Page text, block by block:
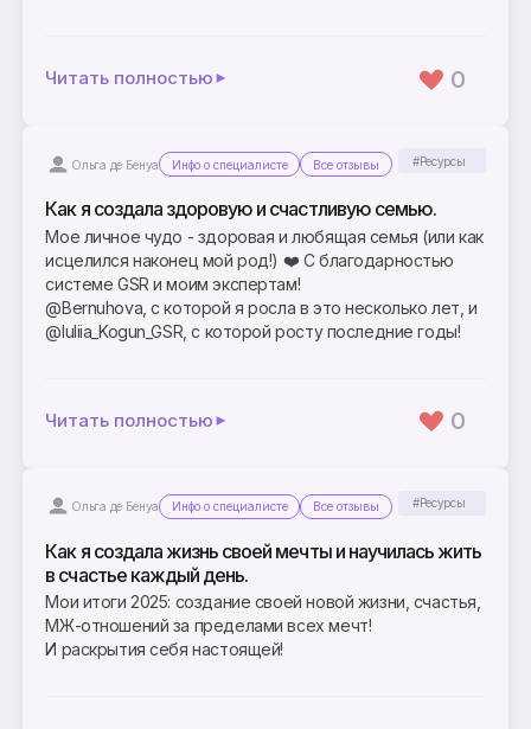
Читать полностью 0
Ольга де Бенуа Инфо о специалисте Все отзывы #Ресурсы
Как я создала здоровую и счастливую семью.
Мое личное чудо - здоровая и любящая семья (или как
исцелился наконец мой род!) ❤️ С благодарностью
системе GSR и моим экспертам!
@Bernuhova, с которой я росла в это несколько лет, и
@Iuliia_Kogun_GSR, с которой росту последние годы!
Читать полностью 0
Ольга де Бенуа Инфо о специалисте Все отзывы #Ресурсы
Как я создала жизнь своей мечты и научилась жить
в счастье каждый день.
Мои итоги 2025: создание своей новой жизни, счастья,
МЖ-отношений за пределами всех мечт!
И раскрытия себя настоящей!